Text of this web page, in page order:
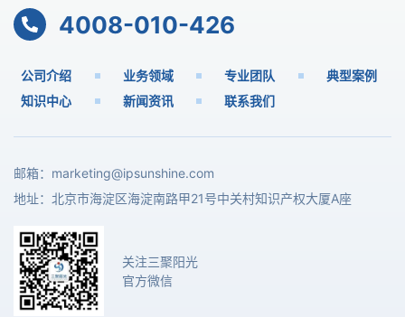
4008-010-426
公司介绍 业务领域 专业团队
典型案例
知识中心
新闻资讯 联系我们
邮箱： marketing@ipsunshine.com
地址：北京市海淀区海淀南路甲21号中关村知识产权大厦A座
关注三聚阳光
官方微信